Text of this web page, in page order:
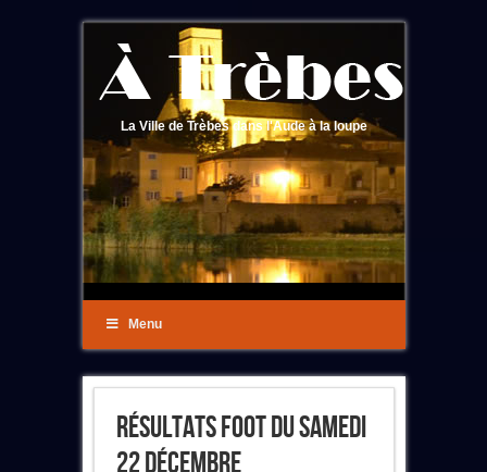
La Ville de Trèbes dans l'Aude à la loupe
Menu
Résultats Foot Du Samedi
22 Décembre